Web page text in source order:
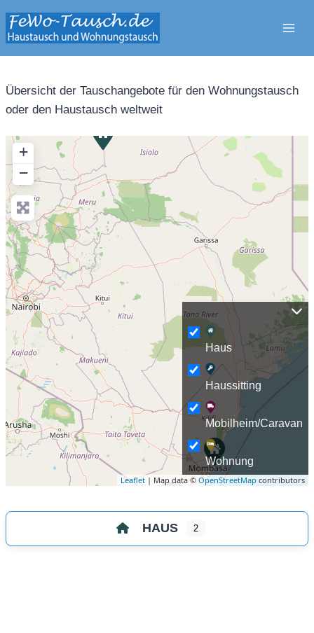
Inhalt
springen
Übersicht der Tauschangebote für den Wohnungstausch
oder den Haustausch weltweit
+
−
Leaflet | Map data © OpenStreetMap contributors
Haus
Haussitting
Mobilheim/Caravan
Wohnung
HAUS 2